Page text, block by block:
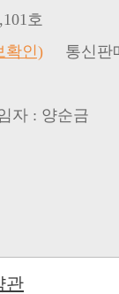
호
확인)
자 : 양순금
관